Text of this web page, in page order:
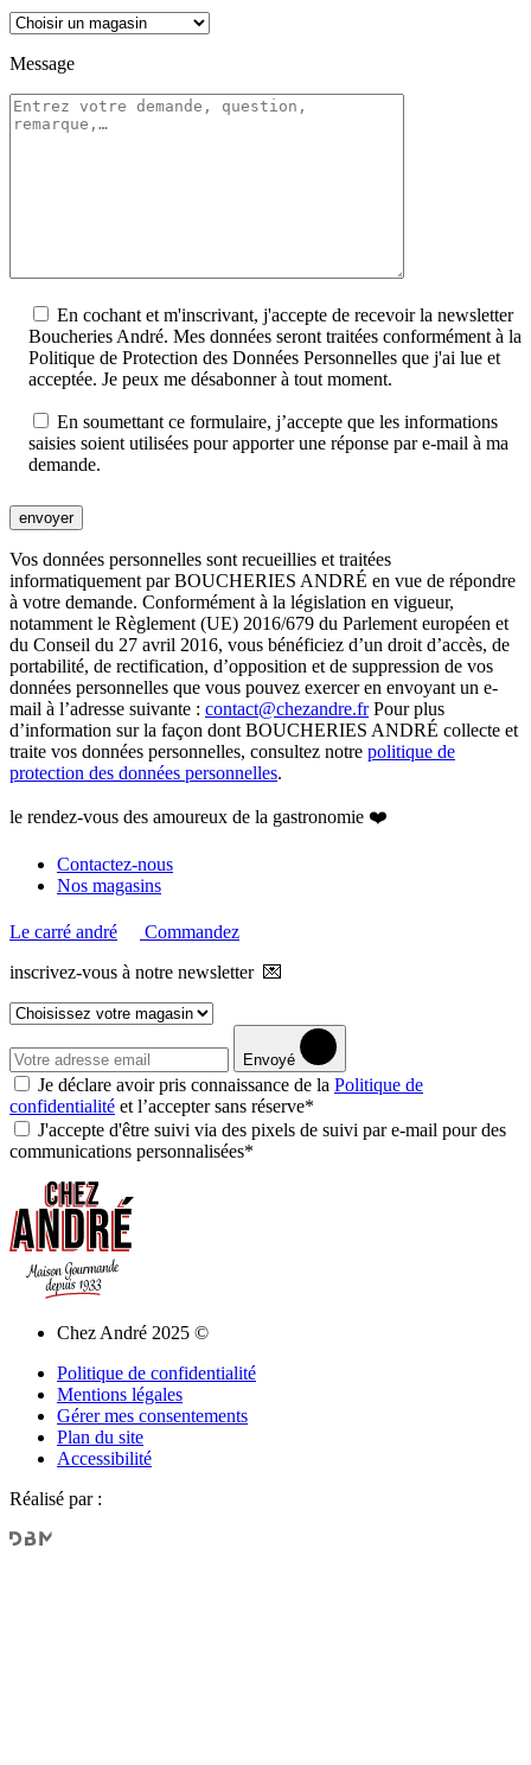
Message
En cochant et m'inscrivant, j'accepte de recevoir la newsletter
Boucheries André. Mes données seront traitées conformément à la
Politique de Protection des Données Personnelles que j'ai lue et
acceptée. Je peux me désabonner à tout moment.
En soumettant ce formulaire, j’accepte que les informations
saisies soient utilisées pour apporter une réponse par e-mail à ma
demande.
envoyer
Vos données personnelles sont recueillies et traitées
informatiquement par BOUCHERIES ANDRÉ en vue de répondre
à votre demande. Conformément à la législation en vigueur,
notamment le Règlement (UE) 2016/679 du Parlement européen et
du Conseil du 27 avril 2016, vous bénéficiez d’un droit d’accès, de
portabilité, de rectification, d’opposition et de suppression de vos
données personnelles que vous pouvez exercer en envoyant un e-
mail à l’adresse suivante : contact@chezandre.frPour plus
d’information sur la façon dont BOUCHERIES ANDRÉ collecte et
traite vos données personnelles, consultez notre politique de
protection des données personnelles.
le rendez-vous des amoureux de la gastronomie ❤️
Contactez-nous
Nos magasins
Le carré andré
Commandez
inscrivez-vous à notre newsletter 💌
Envoyé
Je déclare avoir pris connaissance de la Politique de
confidentialité et l’accepter sans réserve*
J'accepte d'être suivi via des pixels de suivi par e-mail pour des
communications personnalisées*
Chez André 2025 ©
Politique de confidentialité
Mentions légales
Gérer mes consentements
Plan du site
Accessibilité
Réalisé par :